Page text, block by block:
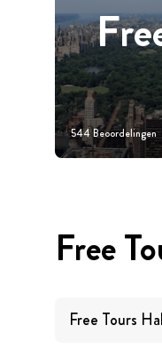
544Beoordelingen
Free
Free Tours